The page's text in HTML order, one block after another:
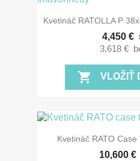
Kvetináč RATOLLA P
4,450 €
3,618 €
shopping_cart VLOŽIŤ
Kvetináč RATO
10,600 €